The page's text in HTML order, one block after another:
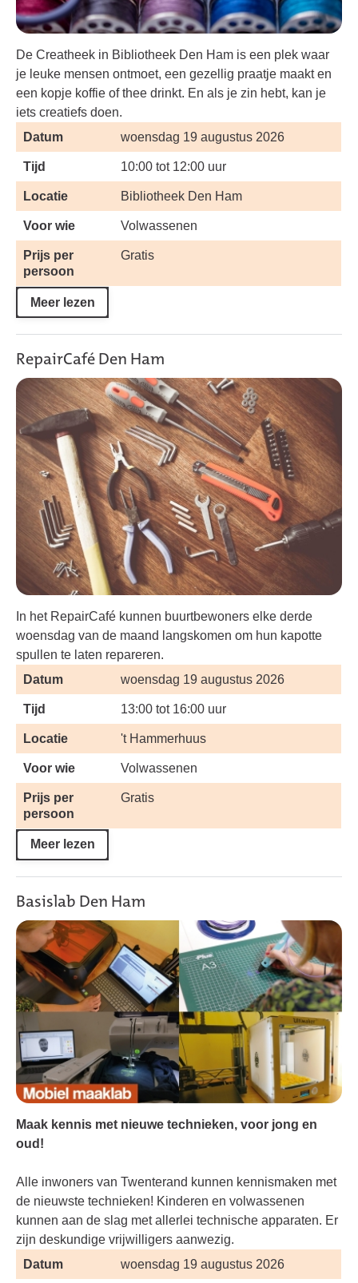
De Creatheek in Bibliotheek Den Ham is een plek waar
je leuke mensen ontmoet, een gezellig praatje maakt en
een kopje koffie of thee drinkt. En als je zin hebt, kan je
iets creatiefs doen.
Datum
woensdag 19 augustus 2026
Tijd 10:00 tot 12:00 uur
Locatie Bibliotheek Den Ham
Voor wie Volwassenen
Prijs per
persoon
Gratis
Meer lezen
RepairCafé Den Ham
In het RepairCafé kunnen buurtbewoners elke derde
woensdag van de maand langskomen om hun kapotte
spullen te laten repareren.
Datum
woensdag 19 augustus 2026
Tijd 13:00 tot 16:00 uur
Locatie 't Hammerhuus
Voor wie Volwassenen
Prijs per
persoon
Gratis
Meer lezen
Basislab Den Ham
Maak kennis met nieuwe technieken, voor jong en
oud!
Alle inwoners van Twenterand kunnen kennismaken met
de nieuwste technieken! Kinderen en volwassenen
kunnen aan de slag met allerlei technische apparaten. Er
zijn deskundige vrijwilligers aanwezig.
Datum
woensdag 19 augustus 2026